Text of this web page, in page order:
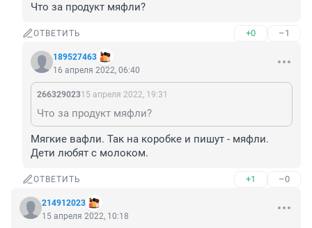
Что за продукт мяфли?
ОТВЕТИТЬ +0 –1
189527463
16 апреля 2022, 06:40
26632902315 апреля 2022, 19:31
Что за продукт мяфли?
Мягкие вафли. Так на коробке и пишут - мяфли.
Дети любят с молоком.
ОТВЕТИТЬ +1 –0
214912023
15 апреля 2022, 10:18